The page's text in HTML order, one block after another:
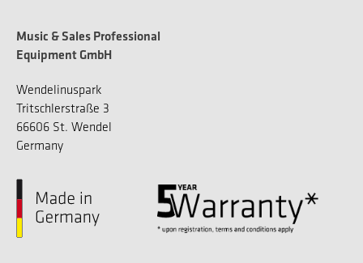
Music & Sales Professional
Equipment GmbH
Wendelinuspark
Tritschlerstraße 3
66606 St. Wendel
Germany